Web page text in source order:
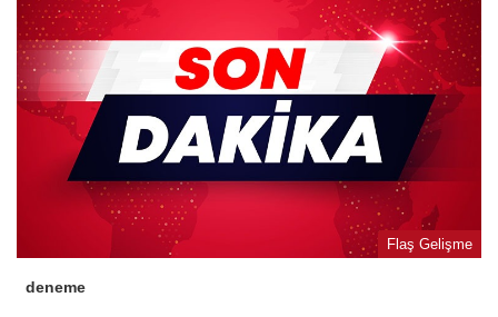
Flaş Gelişme
deneme